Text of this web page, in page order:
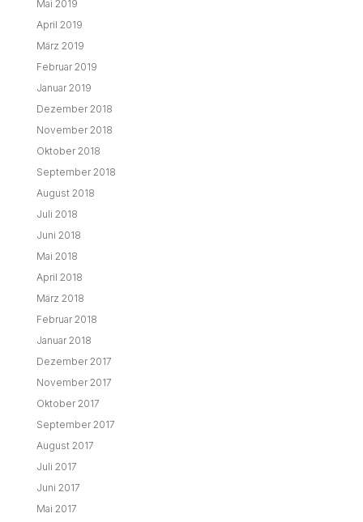
Mai 2019
April 2019
März 2019
Februar 2019
Januar 2019
Dezember 2018
November 2018
Oktober 2018
September 2018
August 2018
Juli 2018
Juni 2018
Mai 2018
April 2018
März 2018
Februar 2018
Januar 2018
Dezember 2017
November 2017
Oktober 2017
September 2017
August 2017
Juli 2017
Juni 2017
Mai 2017